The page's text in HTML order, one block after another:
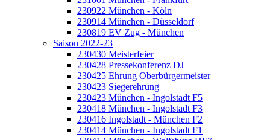
230922 München - Köln
230914 München - Düsseldorf
230819 EV Zug - München
Saison 2022-23
230430 Meisterfeier
230428 Pressekonferenz DJ
230425 Ehrung Oberbürgermeister
230423 Siegerehrung
230423 München - Ingolstadt F5
230418 München - Ingolstadt F3
230416 Ingolstadt - München F2
230414 München - Ingolstadt F1